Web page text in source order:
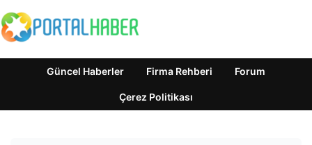
Güncel Haberler Firma Rehberi Forum
Çerez Politikası